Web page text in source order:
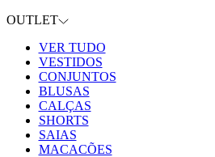
OUTLET
VER TUDO
VESTIDOS
CONJUNTOS
BLUSAS
CALÇAS
SHORTS
SAIAS
MACACÕES